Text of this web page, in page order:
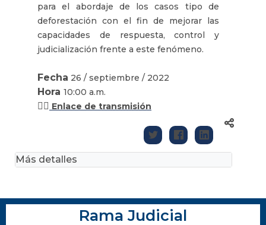
para el abordaje de los casos tipo de
deforestación con el fin de mejorar las
capacidades de respuesta, control y
judicialización frente a este fenómeno.
Fecha 26 / septiembre / 2022
Hora 10:00 a.m.
👉🏽 Enlace de transmisión
Más detalles
Rama Judicial